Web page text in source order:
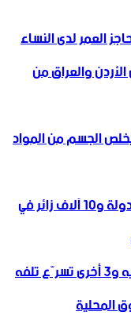
العمر لدى النساء
‏والعراق من
الجسم من المواد
أكثر من 300 علامة تجارية تمثل 13 دولة و10 آلاف زائر في